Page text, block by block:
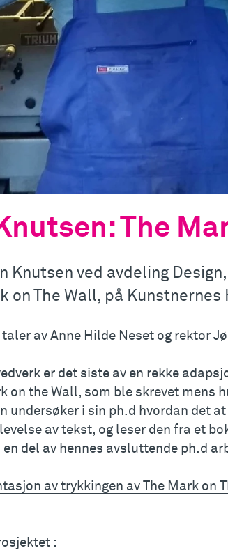
The
Knutsen ved avdeling
on The Wall, på Kunstnernes
av Anne Hilde Neset og rektor
er det siste av en rekke
on the Wall, som ble skrevet mens
undersøker i sin ph.d hvordan det
av tekst, og leser den fra et
del av hennes avsluttende ph.d
av trykkingen av The Mark on
: